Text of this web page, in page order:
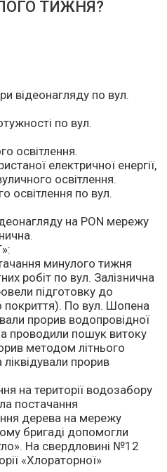
ТИЖНЯ?
відеонагляду по вул.
по вул.
освітлення.
електричної енергії,
освітлення.
освітлення по вул.
на PON мережу
минулого тижня
робіт по вул. Залізнична
підготовку до
покриття). По вул. Шопена
прорив водопровідної
проводили пошук витоку
методом літнього
прорив
на території водозабору
постачання
дерева на мережу
бригаді допомогли
На свердловині №12
«Хлораторної»